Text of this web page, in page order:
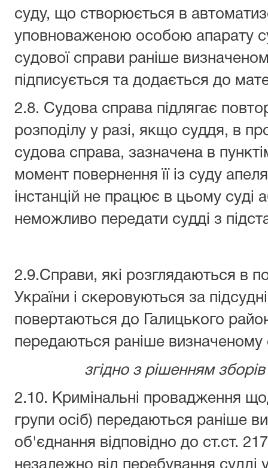
суду, що створюється в
уповноваженою особою апарату
судової справи раніше
підписується та додається до
2.8. Судова справа підлягає
розподілу у разі, якщо суддя, в
судова справа, зазначена в
момент повернення її із суду
інстанцій не працює в цьому суді
неможливо передати судді з
2.9.Справи, які розглядаються в
України і скеровуються за
повертаються до Галицького
передаються раніше визначеному
згідно з рішенням
2.10. Кримінальні провадження
групи осіб) передаються раніше
об'єднання відповідно до ст.ст.
незалежно від перебування судді